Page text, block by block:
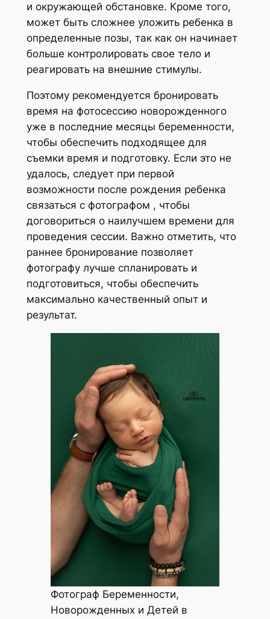
и окружающей обстановке. Кроме того,
может быть сложнее уложить ребенка в
определенные позы, так как он начинает
больше контролировать свое тело и
реагировать на внешние стимулы.
Поэтому рекомендуется бронировать
время на фотосессию новорожденного
уже в последние месяцы беременности,
чтобы обеспечить подходящее для
съемки время и подготовку. Если это не
удалось, следует при первой
возможности после рождения ребенка
связаться с фотографом , чтобы
договориться о наилучшем времени для
проведения сессии. Важно отметить, что
раннее бронирование позволяет
фотографу лучше спланировать и
подготовиться, чтобы обеспечить
максимально качественный опыт и
результат.
Фотограф Беременности,
Новорожденных и Детей в